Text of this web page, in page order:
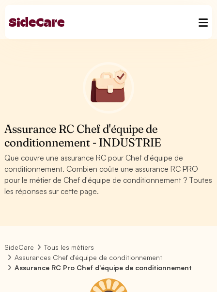
Assurance RC Chef d'équipe de
conditionnement - INDUSTRIE
Que couvre une assurance RC pour Chef d'équipe de
conditionnement. Combien coûte une assurance RC PRO
pour le métier de Chef d'équipe de conditionnement ? Toutes
les réponses sur cette page.
SideCare
Tous les métiers
Assurances Chef d'équipe de conditionnement
Assurance RC Pro Chef d'équipe de conditionnement